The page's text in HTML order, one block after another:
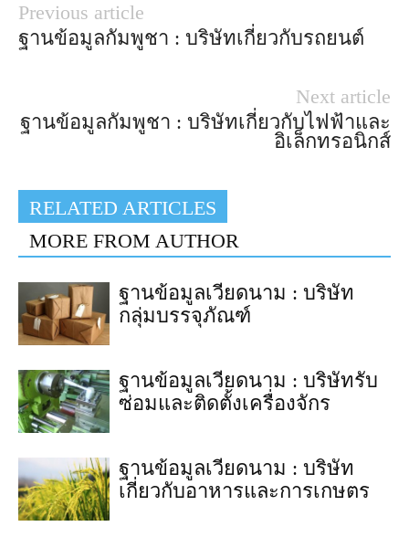
Previous article
ฐานข้อมูลกัมพูชา : บริษัทเกี่ยวกับรถยนต์
Next article
ฐานข้อมูลกัมพูชา : บริษัทเกี่ยวกับไฟฟ้าและ
อิเล็กทรอนิกส์
RELATED ARTICLES
MORE FROM AUTHOR
ฐานข้อมูลเวียดนาม : บริษัท
กลุ่มบรรจุภัณฑ์
ฐานข้อมูลเวียดนาม : บริษัทรับ
ซ่อมและติดตั้งเครื่องจักร
ฐานข้อมูลเวียดนาม : บริษัท
เกี่ยวกับอาหารและการเกษตร